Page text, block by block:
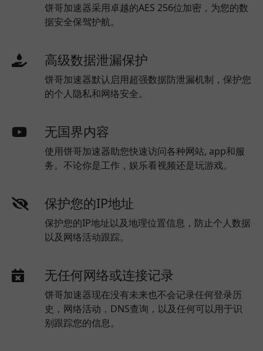
饼哥加速器采用卓越的AES 256位加密，为您的数
据安全保驾护航。
高级数据泄漏保护
饼哥加速器默认启用超强数据防泄漏机制，保护您
的个人隐私和网络安全。
无国界内容
使用饼哥加速器助您快速访问各种网站, app和服
务。不论你是工作，娱乐看视频还是玩游戏。
保护您的IP地址
保护您的IP地址以及地理位置信息，防止个人数据
以及网络活动跟踪。
无任何网络或连接记录
饼哥加速器现在没有未来也不会记录任何登录历
史，网络活动，DNS查询，以及任何可以用于识
别跟踪您的信息。